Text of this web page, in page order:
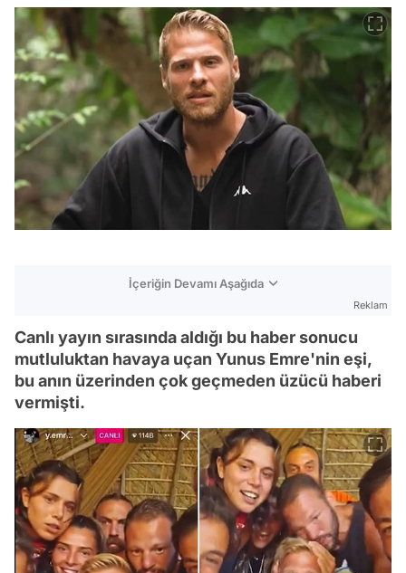
İçeriğin Devamı Aşağıda
Reklam
Canlı yayın sırasında aldığı bu haber sonucu
mutluluktan havaya uçan Yunus Emre'nin eşi,
bu anın üzerinden çok geçmeden üzücü haberi
vermişti.